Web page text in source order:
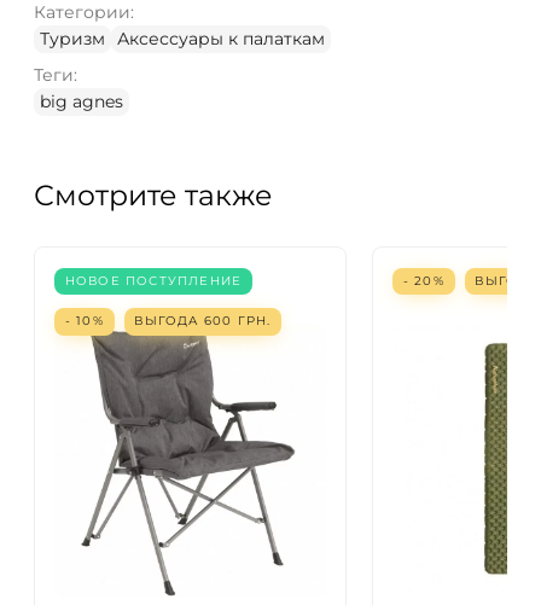
Категории:
Туризм
Аксессуары к палаткам
Теги:
big agnes
Смотрите также
НОВОЕ ПОСТУПЛЕНИЕ
- 10% ВЫГОДА 600 ГРН.
- 20%